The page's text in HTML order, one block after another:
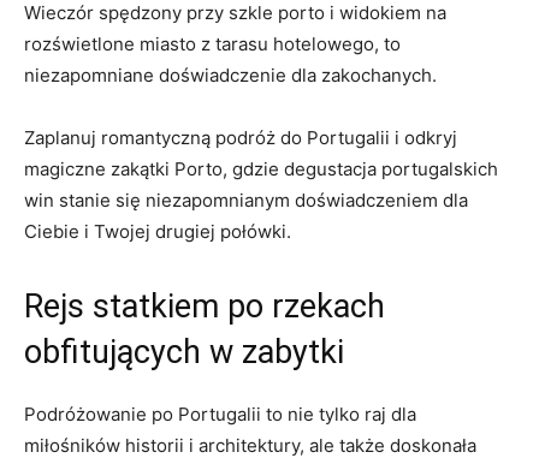
Wieczór spędzony przy szkle porto i widokiem na
rozświetlone miasto z tarasu hotelowego, to
niezapomniane doświadczenie dla zakochanych.
Zaplanuj romantyczną podróż do Portugalii i odkryj
magiczne zakątki Porto, gdzie degustacja portugalskich
win stanie się niezapomnianym doświadczeniem dla
Ciebie i Twojej drugiej połówki.
Rejs statkiem po rzekach
obfitujących w zabytki
Podróżowanie po Portugalii to nie tylko raj dla
miłośników historii i architektury, ale także doskonała